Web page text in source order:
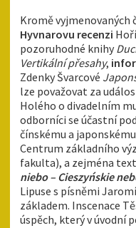
Kromě
Hyvnarovu recenzi
pozoruhodné knihy
Vertikální přesahy,
Zdenky Švarcové
lze považovat za
Holého o divadelním
odborníci se účastní
čínskému a
Centrum základního
fakulta), a zejména
niebo – Cieszyńskie
Lipuse s písněmi
základem. Inscenace
úspěch, který v úvodní